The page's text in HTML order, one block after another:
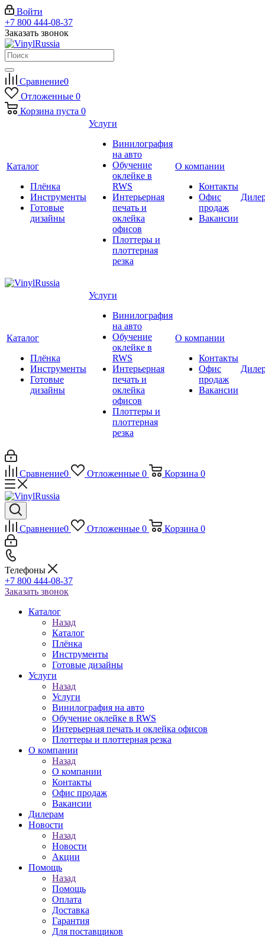
Войти
+7 800 444-08-37
Заказать звонок
Сравнение0
Отложенные 0
Корзина пуста 0
Каталог
Плёнка
Инструменты
Готовые
дизайны
Услуги
Винилография
на авто
Обучение
оклейке в
RWS
Интерьерная
печать и
оклейка
офисов
Плоттеры и
плоттерная
резка
О компании
Контакты
Офис
продаж
Вакансии
Каталог
Плёнка
Инструменты
Готовые
дизайны
Услуги
Винилография
на авто
Обучение
оклейке в
RWS
Интерьерная
печать и
оклейка
офисов
Плоттеры и
плоттерная
резка
О компании
Контакты
Офис
продаж
Вакансии
Сравнение0 Отложенные 0 Корзина 0
Сравнение0 Отложенные 0 Корзина 0
Телефоны
+7 800 444-08-37
Заказать звонок
Каталог
Назад
Каталог
Плёнка
Инструменты
Готовые дизайны
Услуги
Назад
Услуги
Винилография на авто
Обучение оклейке в RWS
Интерьерная печать и оклейка офисов
Плоттеры и плоттерная резка
О компании
Назад
О компании
Контакты
Офис продаж
Вакансии
Дилерам
Новости
Назад
Новости
Акции
Помощь
Назад
Помощь
Оплата
Доставка
Гарантия
Для поставщиков